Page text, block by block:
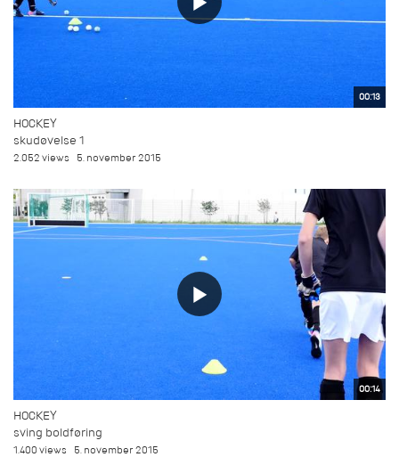
00:13
HOCKEY
skudøvelse 1
2.052 views 5. november 2015
00:14
HOCKEY
sving boldføring
1.400 views 5. november 2015